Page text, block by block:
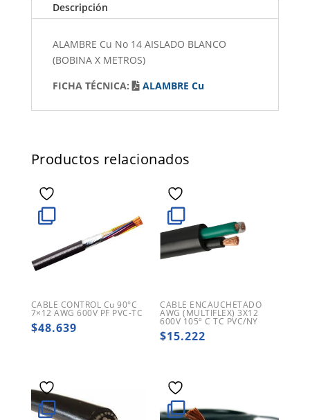
Descripción
ALAMBRE Cu No 14 AISLADO BLANCO
(BOBINA X METROS)
FICHA TÉCNICA:
ALAMBRE Cu
Productos relacionados
CABLE CONTROL Cu 90°C
7×12 AWG 600V PF PVC-TC
$48.639
CABLE ENCAUCHETADO
AWG (MULTIFLEX) 3X12
600V 105º C TC PVC/NY
$15.222